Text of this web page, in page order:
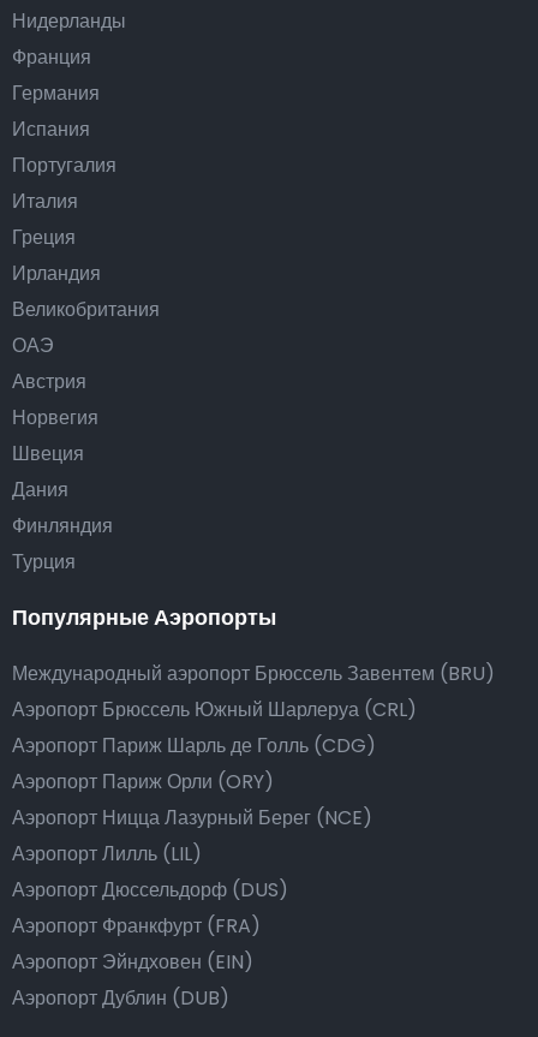
Нидерланды
Франция
Германия
Испания
Португалия
Италия
Греция
Ирландия
Великобритания
ОАЭ
Австрия
Норвегия
Швеция
Дания
Финляндия
Турция
Популярные Аэропорты
Международный аэропорт Брюссель Завентем (BRU)
Аэропорт Брюссель Южный Шарлеруа (CRL)
Аэропорт Париж Шарль де Голль (CDG)
Аэропорт Париж Орли (ORY)
Аэропорт Ницца Лазурный Берег (NCE)
Аэропорт Лилль (LIL)
Аэропорт Дюссельдорф (DUS)
Аэропорт Франкфурт (FRA)
Аэропорт Эйндховен (EIN)
Аэропорт Дублин (DUB)